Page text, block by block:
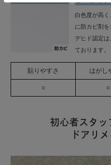
白色度が高
に防カビ剤
デヒド認定
ております。
貼りやすさ はがし
○ ○
初心者スタッ
ドアリ